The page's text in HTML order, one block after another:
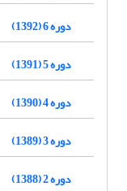
دوره 6 (1392)
دوره 5 (1391)
دوره 4 (1390)
دوره 3 (1389)
دوره 2 (1388)